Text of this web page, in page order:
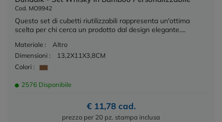
Cod. MO9942
Questo set di cubetti riutilizzabili rappresenta un'ottima
scelta per chi cerca un prodotto dal design elegante....
Materiale :
Altro
Dimensioni :
13,2X11X3,8CM
Colori :
2576 Disponibile
€ 11,78 cad.
prezzo per 20 pz. stampa inclusa